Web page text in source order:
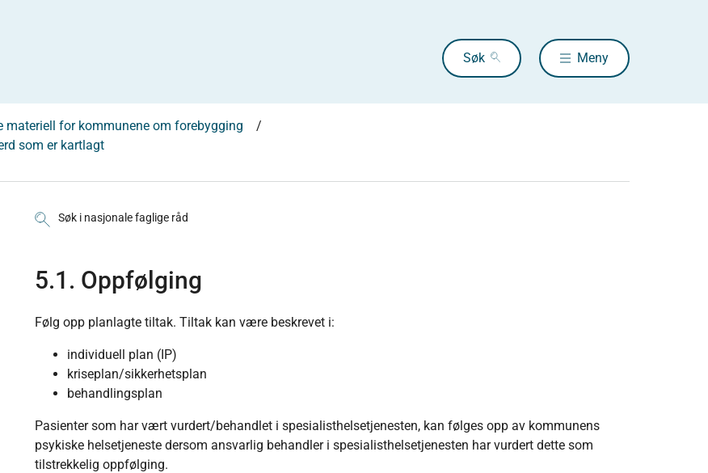
Søk Meny
materiell for kommunene om forebygging
som er kartlagt
Søk i nasjonale faglige råd
5.1. Oppfølging
​Følg opp planlagte tiltak. Tiltak kan være beskrevet i:
individuell plan (IP)
kriseplan/sikkerhetsplan
behandlingsplan
Pasienter som har vært vurdert/behandlet i spesialisthelsetjenesten, kan følges opp av kommunens
psykiske helsetjeneste dersom ansvarlig behandler i spesialisthelsetjenesten har vurdert dette som
tilstrekkelig oppfølging.